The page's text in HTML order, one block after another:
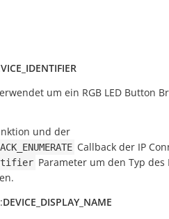
um ein RGB LED Button
und der
Callback der IP
Parameter um den Typ des
DEVICE_DISPLAY_NAME